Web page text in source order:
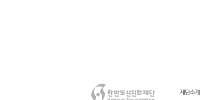
재단소개